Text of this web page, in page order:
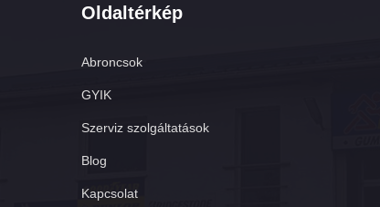
Oldaltérkép
Abroncsok
GYIK
Szerviz szolgáltatások
Blog
Kapcsolat